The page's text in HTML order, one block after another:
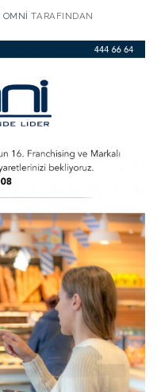
OMNI TARAFINDAN